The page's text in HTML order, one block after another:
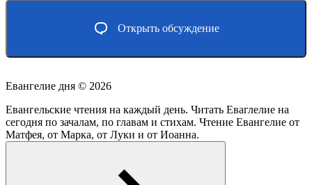
Открыть обсуждение
Евангелие дня © 2026
Евангельские чтения на каждый день. Читать Еваглелие на
сегодня по зачалам, по главам и стихам. Чтение Евангелие от
Матфея, от Марка, от Луки и от Иоанна.